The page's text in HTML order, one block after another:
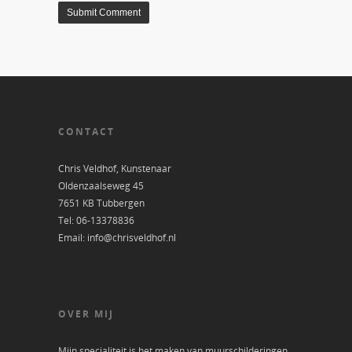
CONTACT
Chris Veldhof, Kunstenaar
Oldenzaalseweg 45
7651 KB Tubbergen
Tel: 06-13378836
Email: info@chrisveldhof.nl
OVER MIJ